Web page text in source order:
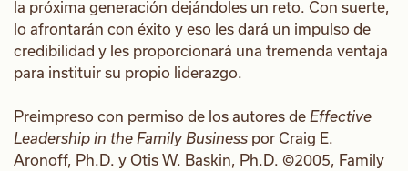
la próxima generación dejándoles un reto. Con suerte,
lo afrontarán con éxito y eso les dará un impulso de
credibilidad y les proporcionará una tremenda ventaja
para instituir su propio liderazgo.
Preimpreso con permiso de los autores de Effective
Leadership in the Family Business por Craig E.
Aronoff, Ph.D. y Otis W. Baskin, Ph.D. ©2005, Family